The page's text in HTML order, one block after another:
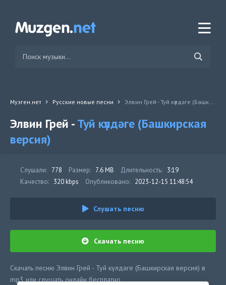
Музген.нет Русские новые песни Элвин Грей - Туй күлдәге (Башкирская версия)
Элвин Грей -Туй күлдәге (Башкирская
версия)
Слушали: 778 Размер: 7.6 MB Длительность: 3:19
Качество: 320 kbps Опубликовано: 2023-12-15 11:48:54
Слушать песню
Скачать песню
Скачать песню Элвин Грей - Туй күлдәге (Башкирская версия) в
mp3 или слушать онлайн бесплатно